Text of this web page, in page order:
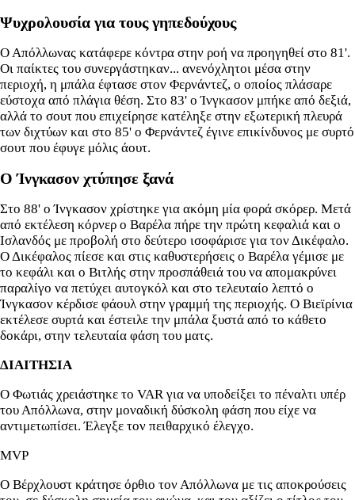
Ψυχρολουσία για τους γηπεδούχους
Ο Απόλλωνας κατάφερε κόντρα στην ροή να προηγηθεί στο 81'.
Οι παίκτες του συνεργάστηκαν... ανενόχλητοι μέσα στην
περιοχή, η μπάλα έφτασε στον Φερνάντεζ, ο οποίος πλάσαρε
εύστοχα από πλάγια θέση. Στο 83' ο Ίνγκασον μπήκε από δεξιά,
αλλά το σουτ που επιχείρησε κατέληξε στην εξωτερική πλευρά
των διχτύων και στο 85' ο Φερνάντεζ έγινε επικίνδυνος με συρτό
σουτ που έφυγε μόλις άουτ.
Ο Ίνγκασον χτύπησε ξανά
Στο 88' ο Ίνγκασον χρίστηκε για ακόμη μία φορά σκόρερ. Μετά
από εκτέλεση κόρνερ ο Βαρέλα πήρε την πρώτη κεφαλιά και ο
Ισλανδός με προβολή στο δεύτερο ισοφάρισε για τον Δικέφαλο.
Ο Δικέφαλος πίεσε και στις καθυστερήσεις ο Βαρέλα γέμισε με
το κεφάλι και ο Βιτλής στην προσπάθειά του να απομακρύνει
παραλίγο να πετύχει αυτογκόλ και στο τελευταίο λεπτό ο
Ίνγκασον κέρδισε φάουλ στην γραμμή της περιοχής. Ο Βιεϊρίνια
εκτέλεσε συρτά και έστειλε την μπάλα ξυστά από το κάθετο
δοκάρι, στην τελευταία φάση του ματς.
ΔΙΑΙΤΗΣΙΑ
Ο Φωτιάς χρειάστηκε το VAR για να υποδείξει το πέναλτι υπέρ
του Απόλλωνα, στην μοναδική δύσκολη φάση που είχε να
αντιμετωπίσει. Έλεγξε τον πειθαρχικό έλεγχο.
MVP
O Βέρχλουστ κράτησε όρθιο τον Απόλλωνα με τις αποκρούσεις